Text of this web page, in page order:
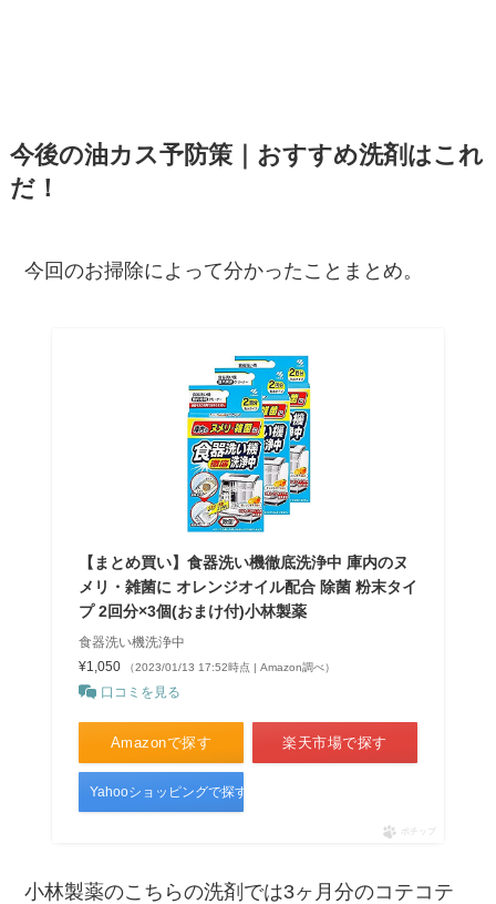
今後の油カス予防策｜おすすめ洗剤はこれ
だ！
今回のお掃除によって分かったことまとめ。
【まとめ買い】食器洗い機徹底洗浄中 庫内のヌ
メリ・雑菌に オレンジオイル配合 除菌 粉末タイ
プ 2回分×3個(おまけ付)小林製薬
食器洗い機洗浄中
¥1,050
（2023/01/13 17:52時点 | Amazon調べ）
口コミを見る
Amazonで探す 楽天市場で探す
Yahooショッピングで探す
ポチップ
小林製薬のこちらの洗剤では3ヶ月分のコテコテ